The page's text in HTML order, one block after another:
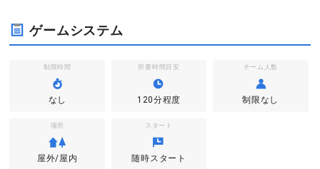
ゲームシステム
制限時間
なし
所要時間目安
120分程度
チーム人数
制限なし
場所
屋外/屋内
スタート
随時スタート